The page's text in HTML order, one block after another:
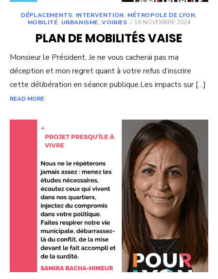
DÉPLACEMENTS, INTERVENTION, MÉTROPOLE DE LYON,
MOBILITÉ, URBANISME,VOIRIES
POSTED
ON
18 NOVEMBRE 2024
PLAN DE MOBILITÉS VAISE
Monsieur le Président, Je ne vous cacherai pas ma
déception et mon regret quant à votre refus d’inscrire
cette délibération en séance publique.Les impacts sur […]
READ MORE